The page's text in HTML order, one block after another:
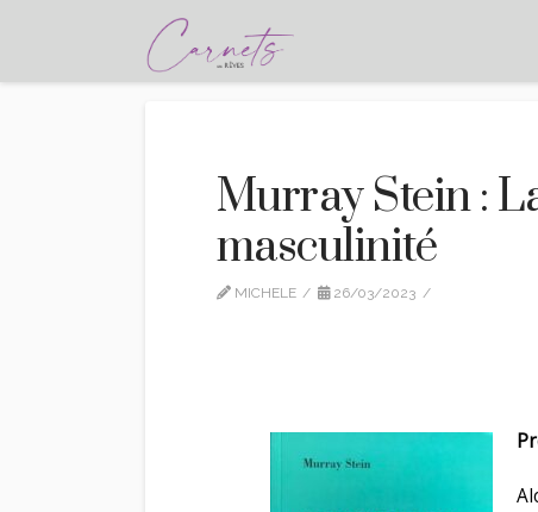
Murray Stein :
masculinité
MICHELE 26/03/2023